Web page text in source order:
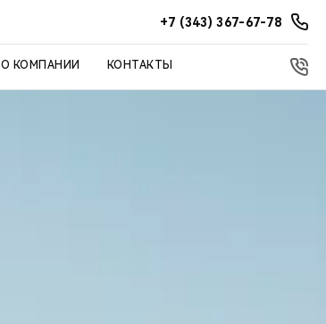
+7 (343) 367-67-78
О КОМПАНИИ КОНТАКТЫ